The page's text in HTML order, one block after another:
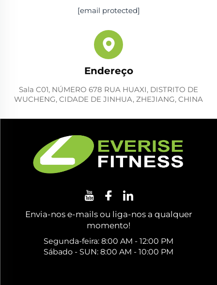
[email protected]
Endereço
Sala C01, NÚMERO 678 RUA HUAXI, DISTRITO DE
WUCHENG, CIDADE DE JINHUA, ZHEJIANG, CHINA
Envia-nos e-mails ou liga-nos a qualquer
momento!
Segunda-feira: 8:00 AM - 12:00 PM
Sábado - SUN: 8:00 AM - 10:00 PM